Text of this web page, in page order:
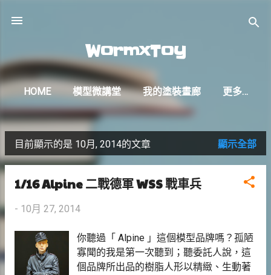
WormxToy
HOME 模型微講堂 我的塗裝畫廊 更多…
W相談室（FB粉專）
發
表
目前顯示的是 10月, 2014的文章 顯示全部
1/16 Alpine 二戰德軍 WSS 戰車兵
- 10月 27, 2014
你聽過「 Alpine 」這個模型品牌嗎？孤陋
寡聞的我是第一次聽到；聽委託人說，這
個品牌所出品的樹脂人形以精緻、生動著